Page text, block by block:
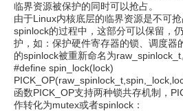
临界资源被保护的同时可以抢占。
由于Linux内核底层的临界资源是不可
spinlock的过程中，这部分可以保留，
护，如：保护硬件寄存器的锁、调度器
的spinlock被重新命名为raw_spinlock_t
#define spin_lock(lock)
函数PICK_OP支持两种锁共存机制，
作转化为mutex或者spinlock：